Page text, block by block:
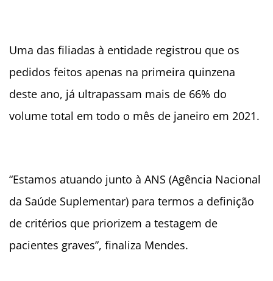
Uma das filiadas à entidade registrou que os
pedidos feitos apenas na primeira quinzena
deste ano, já ultrapassam mais de 66% do
volume total em todo o mês de janeiro em 2021.
“Estamos atuando junto à ANS (Agência Nacional
da Saúde Suplementar) para termos a definição
de critérios que priorizem a testagem de
pacientes graves”, finaliza Mendes.